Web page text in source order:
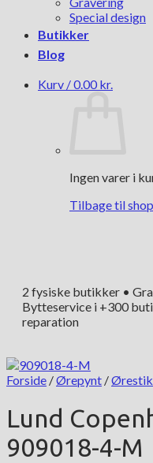
Special design
Butikker
Blog
Kurv /0.00 kr.
Ingen varer i
Tilbage til
2 fysiske butikker •
Bytteservice i +300
reparation
Forside /Ørepynt /Ørestik
Lund
909018-4-M